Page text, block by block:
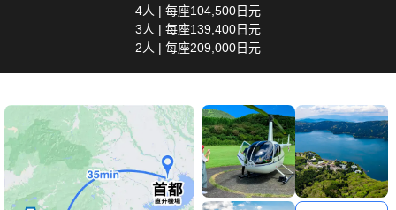
4人 | 每座104,500日元
3人 | 每座139,400日元
2人 | 每座209,000日元